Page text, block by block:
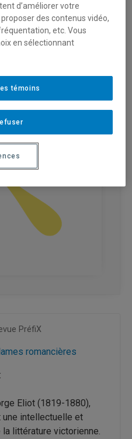
MARY
PréfiX
romancières
:
Eliot (1819-1880),
une intellectuelle et
littérature victorienne.
d’améliorer votre
des contenus vidéo,
etc. Vous
en sélectionnant
témoins